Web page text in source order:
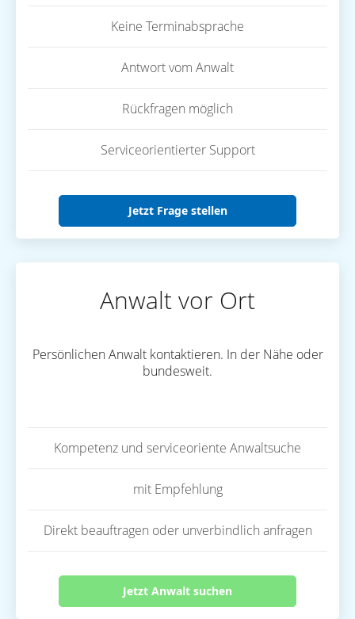
Keine Terminabsprache
Antwort vom Anwalt
Rückfragen möglich
Serviceorientierter Support
Jetzt Frage stellen
Anwalt vor Ort
Persönlichen Anwalt kontaktieren. In der Nähe oder
bundesweit.
Kompetenz und serviceoriente Anwaltsuche
mit Empfehlung
Direkt beauftragen oder unverbindlich anfragen
Jetzt Anwalt suchen